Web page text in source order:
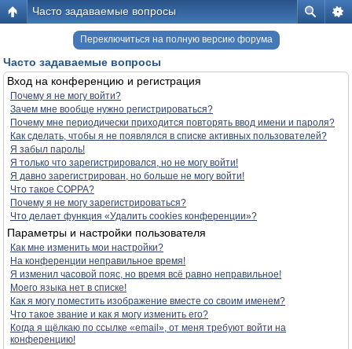
Часто задаваемые вопросы
Переключиться на полную версию форума
Часто задаваемые вопросы
Вход на конференцию и регистрация
Почему я не могу войти?
Зачем мне вообще нужно регистрироваться?
Почему мне периодически приходится повторять ввод имени и пароля?
Как сделать, чтобы я не появлялся в списке активных пользователей?
Я забыл пароль!
Я только что зарегистрировался, но не могу войти!
Я давно зарегистрирован, но больше не могу войти!
Что такое COPPA?
Почему я не могу зарегистрироваться?
Что делает функция «Удалить cookies конференции»?
Параметры и настройки пользователя
Как мне изменить мои настройки?
На конференции неправильное время!
Я изменил часовой пояс, но время всё равно неправильное!
Моего языка нет в списке!
Как я могу поместить изображение вместе со своим именем?
Что такое звание и как я могу изменить его?
Когда я щёлкаю по ссылке «email», от меня требуют войти на
конференцию!